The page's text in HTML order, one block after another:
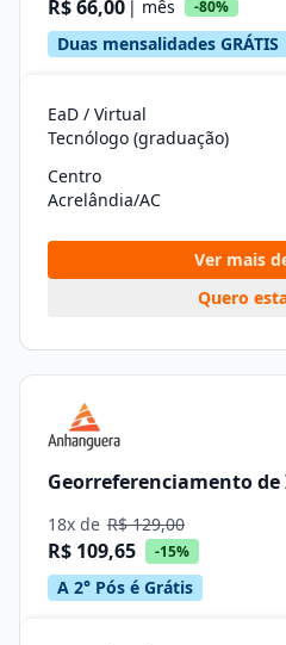
R$ 66,00 | mês -80%
Duas mensalidades GRÁTIS
EaD / Virtual
Tecnólogo (graduação)
Centro
Acrelândia/AC
Ver mais
Quero
Georreferenciamento
18x de R$ 129,00
R$ 109,65 -15%
A 2° Pós é Grátis